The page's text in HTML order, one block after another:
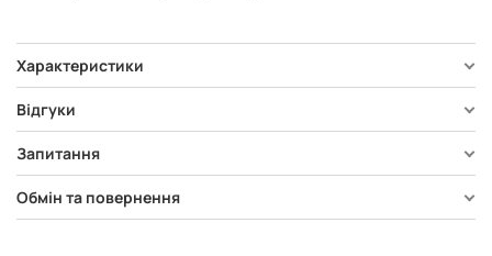
Характеристики
Відгуки
Запитання
Обмін та повернення